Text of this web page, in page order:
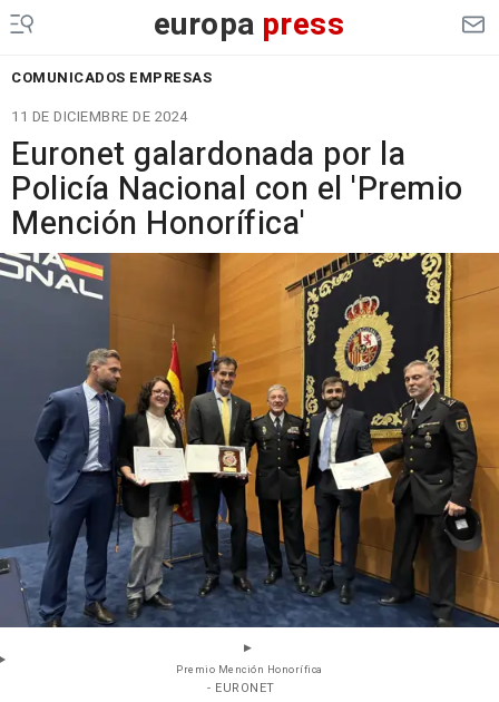
europa press
COMUNICADOS EMPRESAS
11 DE DICIEMBRE DE 2024
Euronet galardonada por la
Policía Nacional con el 'Premio
Mención Honorífica'
Premio Mención Honorífica
- EURONET